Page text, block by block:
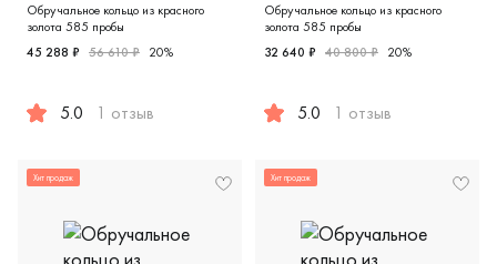
Обручальное кольцо из красного
золота 585 пробы
45 288 ₽ 56 610 ₽ 20%
5.0 1 отзыв
Обручальное кольцо из красного
золота 585 пробы
32 640 ₽ 40 800 ₽ 20%
5.0 1 отзыв
Хит продаж Хит продаж